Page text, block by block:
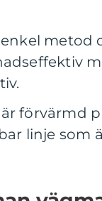
metod
förvärmd
linje som